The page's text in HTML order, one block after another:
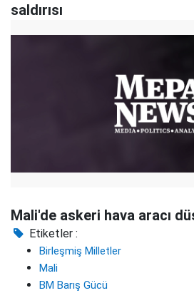
saldırısı
Mali'de askeri hava aracı
Etiketler :
Birleşmiş Milletler
Mali
BM Barış Gücü